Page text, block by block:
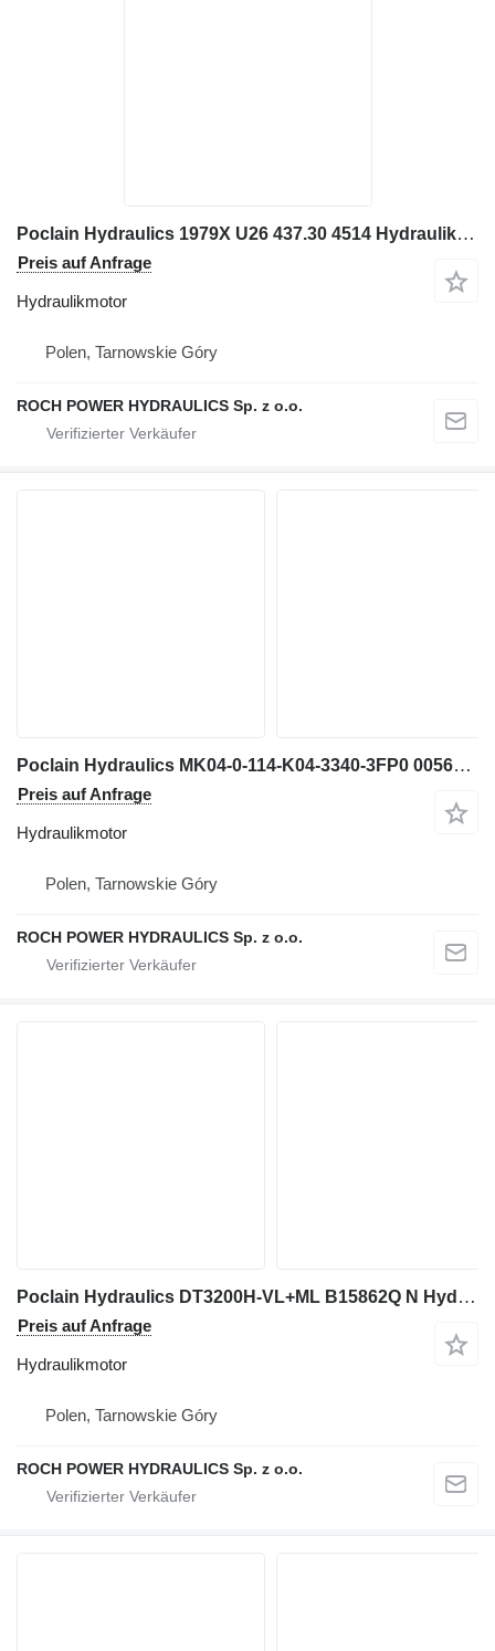
Poclain Hydraulics 1979X U26 437.30 4514 Hydraulikmotor für Bagger
Preis auf Anfrage
Hydraulikmotor
Polen, Tarnowskie Góry
ROCH POWER HYDRAULICS Sp. z o.o.
Poclain Hydraulics MK04-0-114-K04-3340-3FP0 005643862H Hydraulikmotor
Preis auf Anfrage
Hydraulikmotor
Polen, Tarnowskie Góry
ROCH POWER HYDRAULICS Sp. z o.o.
Poclain Hydraulics DT3200H-VL+ML B15862Q N Hydraulikmotor für Bagger
Preis auf Anfrage
Hydraulikmotor
Polen, Tarnowskie Góry
ROCH POWER HYDRAULICS Sp. z o.o.